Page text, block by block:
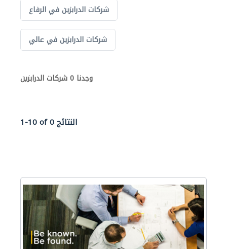
شركات الدرابزين في الرفاع
شركات الدرابزين في عالي
وجدنا 0 شركات الدرابزين
1-10 of 0 النتائج